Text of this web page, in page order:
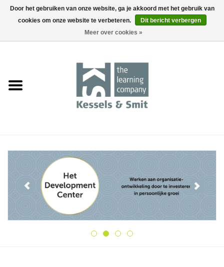
0 Artikelen - €0,00
Door het gebruiken van onze website, ga je akkoord met het gebruik van
cookies om onze website te verbeteren.
Dit bericht verbergen
Meer over cookies »